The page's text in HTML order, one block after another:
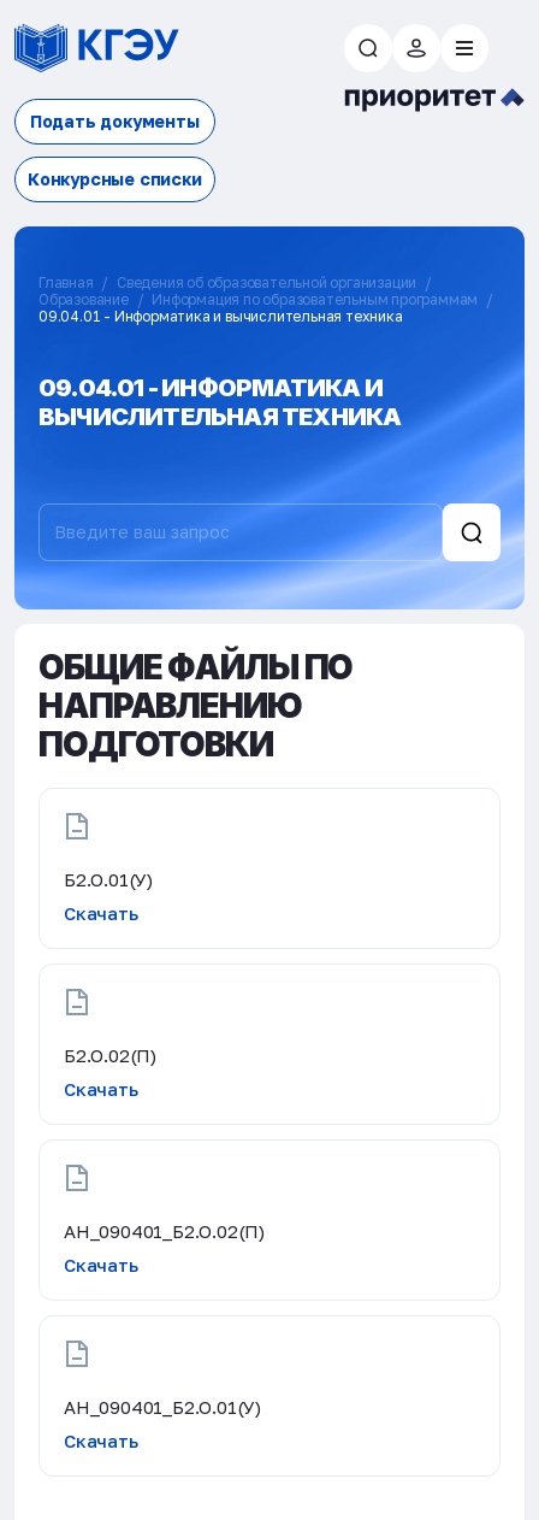
Подать документы
Конкурсные списки
Главная
Сведения об образовательной организации
Образование
Информация по образовательным программам
09.04.01 - Информатика и вычислительная техника
09.04.01 - ИНФОРМАТИКА И
ВЫЧИСЛИТЕЛЬНАЯ ТЕХНИКА
ОБЩИЕ ФАЙЛЫ ПО
НАПРАВЛЕНИЮ
ПОДГОТОВКИ
Б2.О.01(У)
Скачать
Б2.О.02(П)
Скачать
АН_090401_Б2.О.02(П)
Скачать
АН_090401_Б2.О.01(У)
Скачать